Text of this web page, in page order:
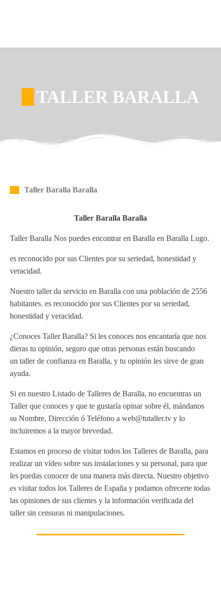
TALLER BARALLA
Taller Baralla Baralla
Taller Baralla Baralla
Taller Baralla Nos puedes encontrar en Baralla en Baralla Lugo.
es reconocido por sus Clientes por su seriedad, honestidad y
veracidad.
Nuestro taller da servicio en Baralla con una población de 2556
habitantes. es reconocido por sus Clientes por su seriedad,
honestidad y veracidad.
¿Conoces Taller Baralla? Si les conoces nos encantaría que nos
dieras tu opinión, seguro que otras personas están buscando
un taller de confianza en Baralla, y tu opinión les sirve de gran
ayuda.
Si en nuestro Listado de Talleres de Baralla, no encuentras un
Taller que conoces y que te gustaría opinar sobre él, mándanos
su Nombre, Dirección ó Teléfono a web@tutaller.tv y lo
incluiremos a la mayor brevedad.
Estamos en proceso de visitar todos los Talleres de Baralla, para
realizar un vídeo sobre sus instalaciones y su personal, para que
les puedas conocer de una manera más directa. Nuestro objetivo
es visitar todos los Talleres de España y podamos ofrecerte todas
las opiniones de sus clientes y la información verificada del
taller sin censuras ni manipulaciones.